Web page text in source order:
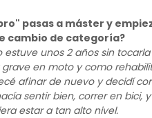
pasas a máster y
cambio de categoría?
estuve unos 2 años sin
en moto y como
afinar de nuevo y decidí
sentir bien, correr en bici,
estar a tan alto nivel.